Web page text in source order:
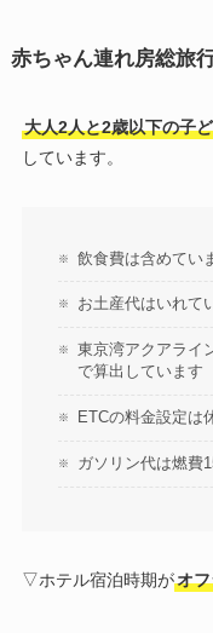
赤ちゃん連れ房総旅
大人2人と2歳以下の子
しています。
飲食費は含めてい
お土産代はいれて
東京湾アクアライ
で算出しています
ETCの料金設定は
ガソリン代は燃費
▽ホテル宿泊時期がオ